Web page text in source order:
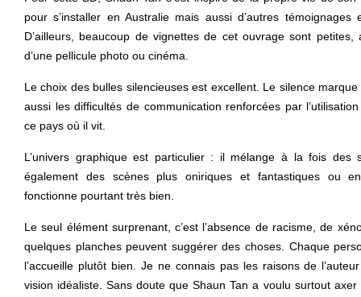
pour s’installer en Australie mais aussi d’autres
D’ailleurs, beaucoup de vignettes de cet ouvrage sont petites,
d’une pellicule photo ou cinéma.
Le choix des bulles silencieuses est excellent. Le silence
aussi les difficultés de communication renforcées par
ce pays où il vit.
L’univers graphique est particulier : il mélange à la fois des
également des scènes plus oniriques et fantastiques ou
fonctionne pourtant très bien.
Le seul élément surprenant, c’est l’absence de racisme, de
quelques planches peuvent suggérer des choses. Chaque
l’accueille plutôt bien. Je ne connais pas les raisons de
vision idéaliste. Sans doute que Shaun Tan a voulu surtout axer